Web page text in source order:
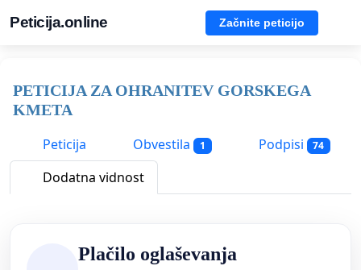
Peticija.online Začnite peticijo
PETICIJA ZA OHRANITEV GORSKEGA
KMETA
Peticija
Obvestila 1 Podpisi 74
Dodatna vidnost
Plačilo oglaševanja